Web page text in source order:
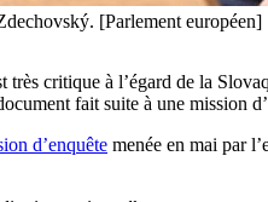
[Parlement européen]
critique à l’égard de la
fait suite à une mission
d’enquête menée en mai par